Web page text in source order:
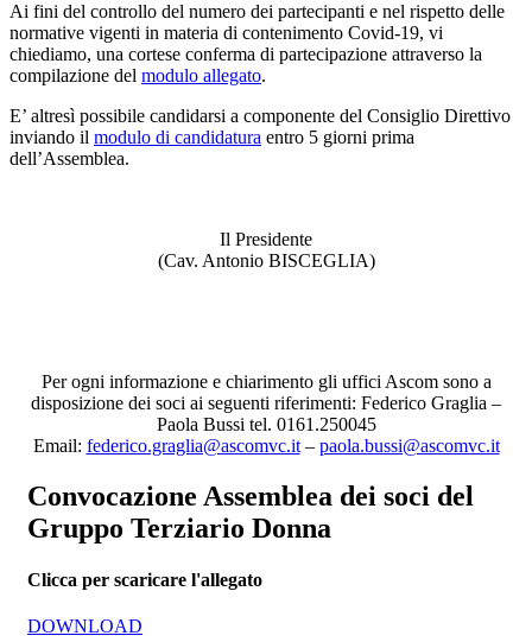
Ai fini del controllo del numero dei partecipanti e nel rispetto delle
normative vigenti in materia di contenimento Covid-19, vi
chiediamo, una cortese conferma di partecipazione attraverso la
compilazione del modulo allegato.
E’ altresì possibile candidarsi a componente del Consiglio Direttivo
inviando il modulo di candidatura entro 5 giorni prima
dell’Assemblea.
Il Presidente
(Cav. Antonio BISCEGLIA)
Per ogni informazione e chiarimento gli uffici Ascom sono a
disposizione dei soci ai seguenti riferimenti: Federico Graglia –
Paola Bussi tel. 0161.250045
Email: federico.graglia@ascomvc.it– paola.bussi@ascomvc.it
Convocazione Assemblea dei soci del
Gruppo Terziario Donna
Clicca per scaricare l'allegato
DOWNLOAD